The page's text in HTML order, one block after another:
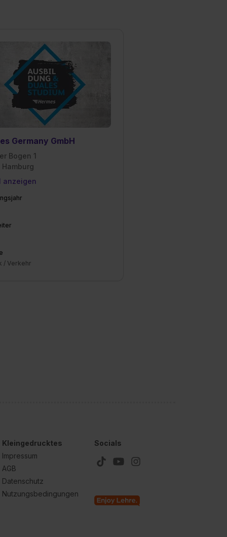
Germany GmbH
Bogen 1
anzeigen
/ Verkehr
Kleingedrucktes
Impressum
AGB
Datenschutz
Nutzungsbedingungen
Socials